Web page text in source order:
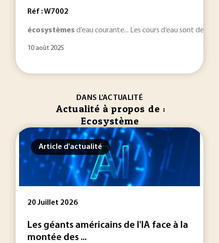
Réf : W7002
écosystèmes d’eau courante... Les cours d’eau sont des
10 août 2025
DANS L'ACTUALITÉ
Actualité à propos de :
Ecosystème
Article d'actualité
20 Juillet 2026
Les géants américains de l'IA face à la
montée des ...